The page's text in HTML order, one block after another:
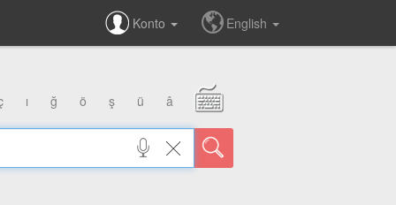
Konto English
ı ğ ö ş ü â